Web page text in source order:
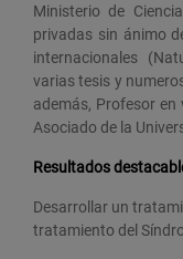
Ministerio de
privadas sin ánimo
internacionales
varias tesis y
además, Profesor
Asociado de la
Resultados
Desarrollar un
tratamiento del